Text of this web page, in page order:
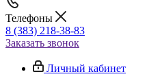
Телефоны
8 (383) 218-38-83
Заказать звонок
Личный кабинет